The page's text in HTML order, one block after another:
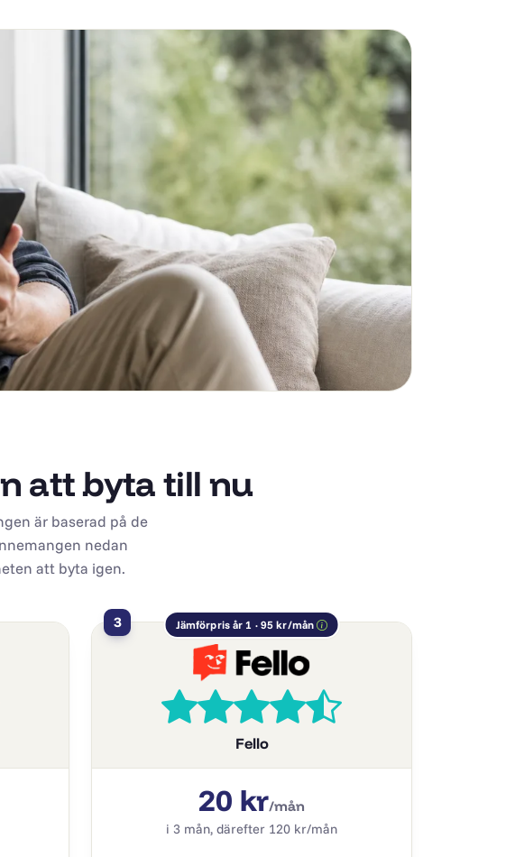
att byta till nu
är baserad på de
nedan
att byta igen.
3 Jämförpris år 1 · 95 kr/mån
Fello
20 kr/mån
i 3 mån, därefter 120 kr/mån